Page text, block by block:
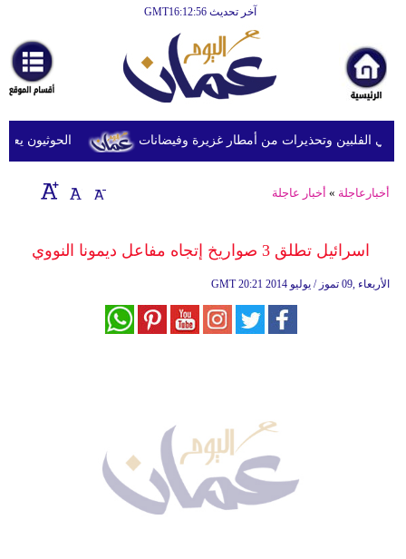
آخر تحديث GMT16:12:56
أخبارعاجلة
رياضة
ثقافة
إقتصاد
وموسيقى
الحوثيون الفلبين وتحذيرات من أمطار غزيرة وفيضانات
أخبارعاجلة » أخبار عاجلة
اسرائيل تطلق 3 صواريخ إتجاه مفاعل ديمونا النووي
GMT 20:21 2014 الأربعاء ,09 تموز / يوليو